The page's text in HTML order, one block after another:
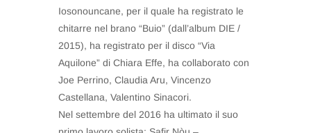
Iosonouncane, per il quale ha registrato le
chitarre nel brano “Buio” (dall’album DIE /
2015), ha registrato per il disco “Via
Aquilone” di Chiara Effe, ha collaborato con
Joe Perrino, Claudia Aru, Vincenzo
Castellana, Valentino Sinacori.
Nel settembre del 2016 ha ultimato il suo